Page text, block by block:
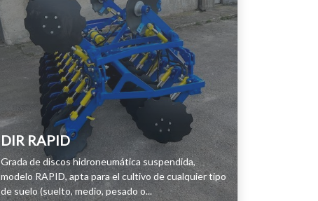
DIR RAPID
Grada de discos hidroneumática suspendida,
modelo RAPID, apta para el cultivo de cualquier tipo
de suelo (suelto, medio, pesado o...